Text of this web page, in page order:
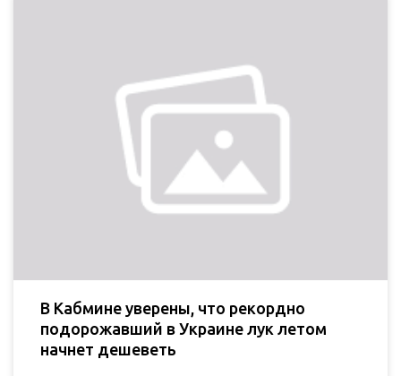
В Кабмине уверены, что рекордно
подорожавший в Украине лук летом
начнет дешеветь